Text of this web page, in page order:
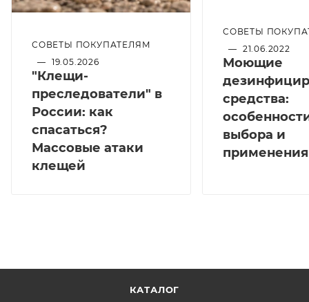
СОВЕТЫ ПОКУПАТЕЛЯМ
— 19.05.2026
"Клещи-
преследователи" в
России: как
спасаться?
Массовые атаки
клещей
СОВЕТЫ
— 21.06.2022
Моющие
средства:
выбора и
применения
КАТАЛОГ